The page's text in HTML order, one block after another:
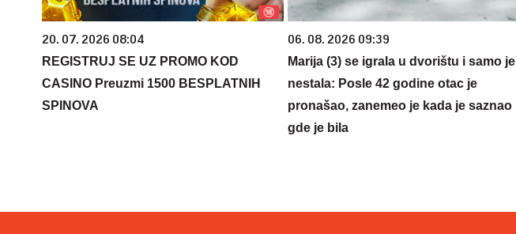
20. 07. 2026 08:04
REGISTRUJ SE UZ PROMO KOD
CASINO Preuzmi 1500 BESPLATNIH
SPINOVA
06. 08. 2026 09:39
Marija (3) se igrala u dvorištu i samo je
nestala: Posle 42 godine otac je
pronašao, zanemeo je kada je saznao
gde je bila